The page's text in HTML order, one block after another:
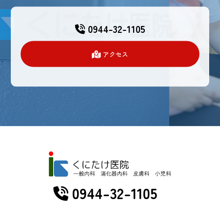
0944-32-1105
アクセス
0944-32-1105